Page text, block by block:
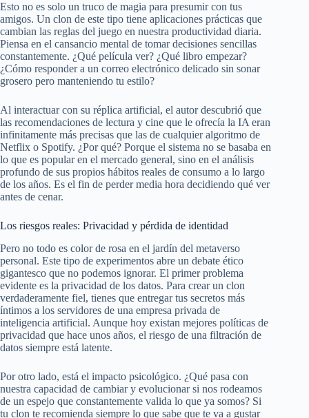
Esto no es solo un truco de magia para presumir con tus
amigos. Un clon de este tipo tiene aplicaciones prácticas que
cambian las reglas del juego en nuestra productividad diaria.
Piensa en el cansancio mental de tomar decisiones sencillas
constantemente. ¿Qué película ver? ¿Qué libro empezar?
¿Cómo responder a un correo electrónico delicado sin sonar
grosero pero manteniendo tu estilo?
Al interactuar con su réplica artificial, el autor descubrió que
las recomendaciones de lectura y cine que le ofrecía la IA eran
infinitamente más precisas que las de cualquier algoritmo de
Netflix o Spotify. ¿Por qué? Porque el sistema no se basaba en
lo que es popular en el mercado general, sino en el análisis
profundo de sus propios hábitos reales de consumo a lo largo
de los años. Es el fin de perder media hora decidiendo qué ver
antes de cenar.
Los riesgos reales: Privacidad y pérdida de identidad
Pero no todo es color de rosa en el jardín del metaverso
personal. Este tipo de experimentos abre un debate ético
gigantesco que no podemos ignorar. El primer problema
evidente es la privacidad de los datos. Para crear un clon
verdaderamente fiel, tienes que entregar tus secretos más
íntimos a los servidores de una empresa privada de
inteligencia artificial. Aunque hoy existan mejores políticas de
privacidad que hace unos años, el riesgo de una filtración de
datos siempre está latente.
Por otro lado, está el impacto psicológico. ¿Qué pasa con
nuestra capacidad de cambiar y evolucionar si nos rodeamos
de un espejo que constantemente valida lo que ya somos? Si
tu clon te recomienda siempre lo que sabe que te va a gustar